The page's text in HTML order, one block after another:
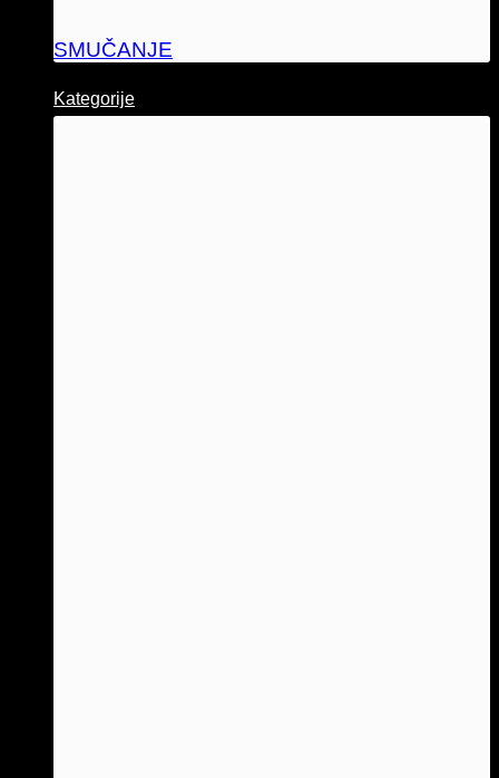
SMUČANJE
Kategorije